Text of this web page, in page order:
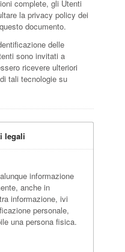
complete, gli Utenti
la privacy policy dei
documento.
delle
sono invitati a
ricevere ulteriori
tali tecnologie su
legali
informazione
anche in
informazione, ivi
personale,
una persona fisica.